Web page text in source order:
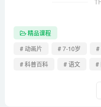
精品课程
# 动画片
# 7-10岁 #
# 科普百科
# 语文 #